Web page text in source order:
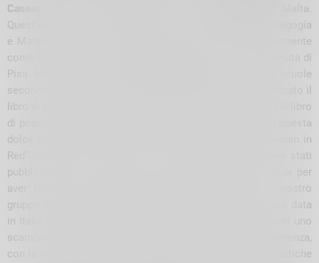
Cassar
di Malta.
Quest’ultimo è nato a Malta nel 1956, si è laureato in Pedagogia
e Matematica presso l’Università di Malta e successivamente
come Dottore in Scienze dell’Informazione presso l’Università di
Pisa. Ha insegnato Informatica e Matematica in diverse scuole
secondarie e post-secondarie a Malta. Nel 2013 ha pubblicato il
libro di prosa e poesia “Vacanze romane 20212”, nel 2016 il libro
di poesie satiriche in maltese “Fuq Din l-Art Helwa” (Su questa
dolce terra) e nel 2021 il libro di poesie in inglese “Woman in
Red” (Donna in rosso). Alcune sue poesie e racconti sono stati
pubblicati in antologie, riviste e siti web. “ Ringrazio Alda per
aver rinnovato la richiesta di collaborazione con il nostro
gruppo di poeti e Emmanuel Attard Cassar, amico di lunga, data
in Italia per una vacanza. Dal 2008 stiamo portando avanti uno
scambio culturale tra le nostre associazioni di appartenenza,
con la realizzazione di numerose importanti iniziative artistiche